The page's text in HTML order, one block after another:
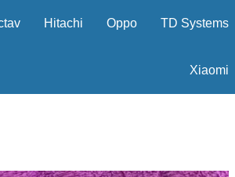
Hitachi Oppo TD Systems
Xiaomi